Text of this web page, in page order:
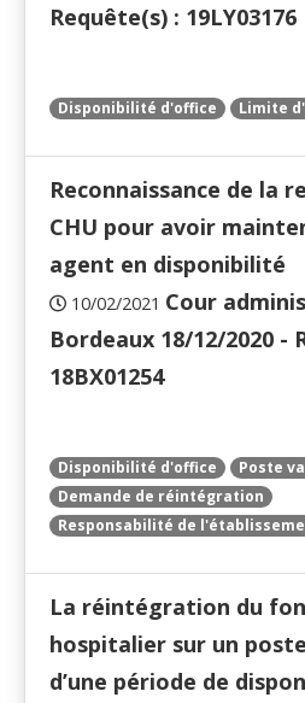
Requête(s) : 19LY03176
Disponibilité d'office Limite
Reconnaissance de la
CHU pour avoir
agent en disponibilité
10/02/2021 Cour
Bordeaux 18/12/2020 -
18BX01254
Disponibilité d'office
Poste
Demande de réintégration
Responsabilité de
La réintégration du
hospitalier sur un
d’une période de